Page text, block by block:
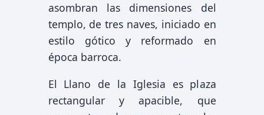
asombran las dimensiones del
templo, de tres naves, iniciado en
estilo gótico y reformado en
época barroca.
El Llano de la Iglesia es plaza
rectangular y apacible, que